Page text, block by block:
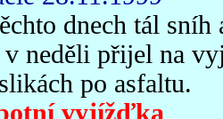
dnech tál sníh
v neděli přijel na
po asfaltu.
vyjížďka